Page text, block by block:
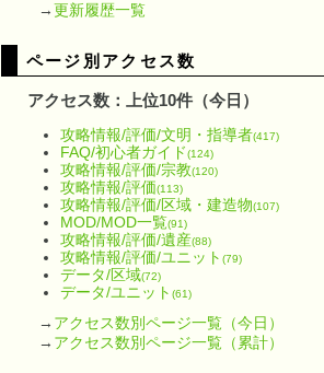
→更新履歴一覧
ページ別アクセス数
アクセス数：上位10件（今日）
攻略情報/評価/文明・指導者(417)
FAQ/初心者ガイド(124)
攻略情報/評価/宗教(120)
攻略情報/評価(113)
攻略情報/評価/区域・建造物(107)
MOD/MOD一覧(91)
攻略情報/評価/遺産(88)
攻略情報/評価/ユニット (79)
データ/区域(72)
データ/ユニット (61)
→ アクセス数別ページ一覧（今日）
→ アクセス数別ページ一覧（累計）